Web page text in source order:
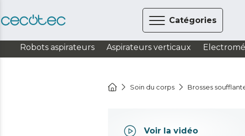
Catégories
Robots aspirateurs Aspirateurs verticaux
Soin du corps Brosses
Voir la vidéo